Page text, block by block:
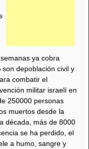
ya cobra
depoblación civil y
combatir el
militar israelí en
250000 personas
muertos desde la
década, más de 8000
se ha perdido, el
a humo, sangre y